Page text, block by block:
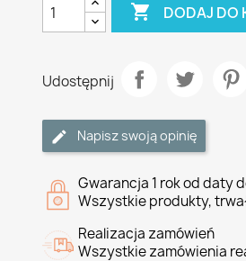
 DODAJ DO
Udostępnij
Napisz swoją opinię
Gwarancja 1 rok od daty
Wszystkie produkty,
Realizacja zamówień
Wszystkie zamówienia